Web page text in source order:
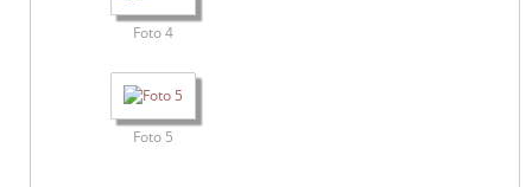
Foto 4
Foto 5